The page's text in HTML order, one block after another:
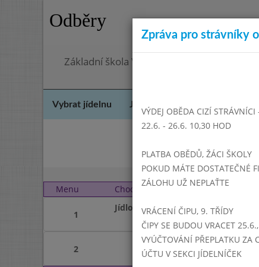
Odběry
Základní škola Vrbno pod Pradědem,
Vybrat jídelnu Jídelní lístek
Menu
Chod Pátek 1. 8. 2025
1
Jídlo
2
Zpráva pro strávníky
VÝDEJ OBĚDA CIZÍ STRÁVNÍCI
22.6. - 26.6. 10,30 HOD
PLATBA OBĚDŮ, ŽÁCI ŠKOLY
POKUD MÁTE DOSTATEČNÉ
ZÁLOHU UŽ NEPLAŤTE
VRÁCENÍ ČIPU, 9. TŘÍDY
ČIPY SE BUDOU VRACET
VYÚČTOVÁNÍ PŘEPLATKU ZA
ÚČTU V SEKCI JÍDELNÍČEK